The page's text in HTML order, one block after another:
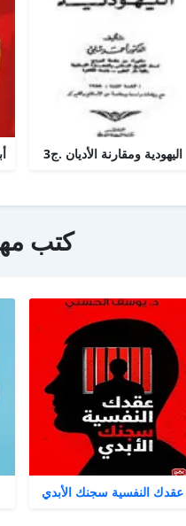
اليهودية ومقارنة الأديان .ج3
كتب
عقدك النفسية سجنك الأبدي